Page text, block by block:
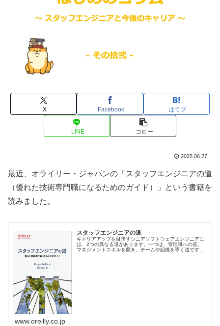
X Facebook はてブ
LINE コピー
2025.06.27
最近、オライリー・ジャパンの「スタッフエンジニアの道
（優れた技術専門職になるためのガイド）」という書籍を
読みました。
スタッフエンジニアの道
キャリアアップを目指すシニアソフトウェアエンジニアに
は、2つの異なる道があります。一つは、管理職への道。
マネジメントスキルを磨き、チームや組織を導く道です。
www.oreilly.co.jp